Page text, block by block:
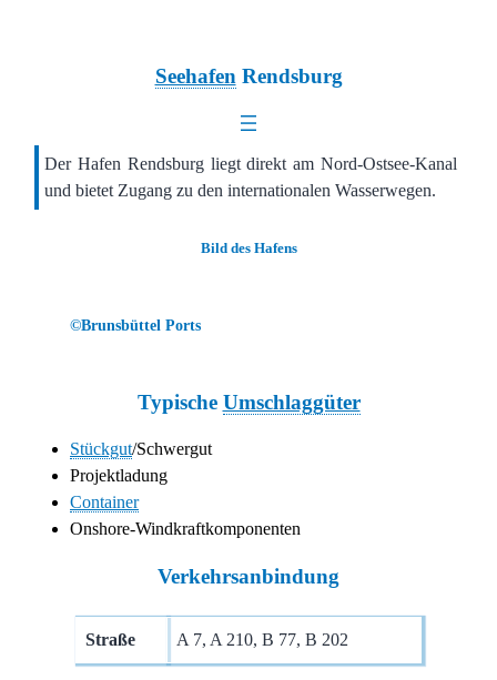
Seehafen Rendsburg
Der Hafen Rendsburg liegt direkt am Nord-Ostsee-Kanal
und bietet Zugang zu den internationalen Wasserwegen.
Bild des Hafens
©Brunsbüttel Ports
Typische Umschlaggüter
Stückgut/Schwergut
Projektladung
Container
Onshore-Windkraftkomponenten
Verkehrsanbindung
Straße A 7, A 210, B 77, B 202